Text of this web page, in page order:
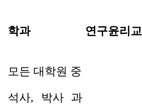
학과 연구윤리
모든 대학원 중
석사, 박사 과